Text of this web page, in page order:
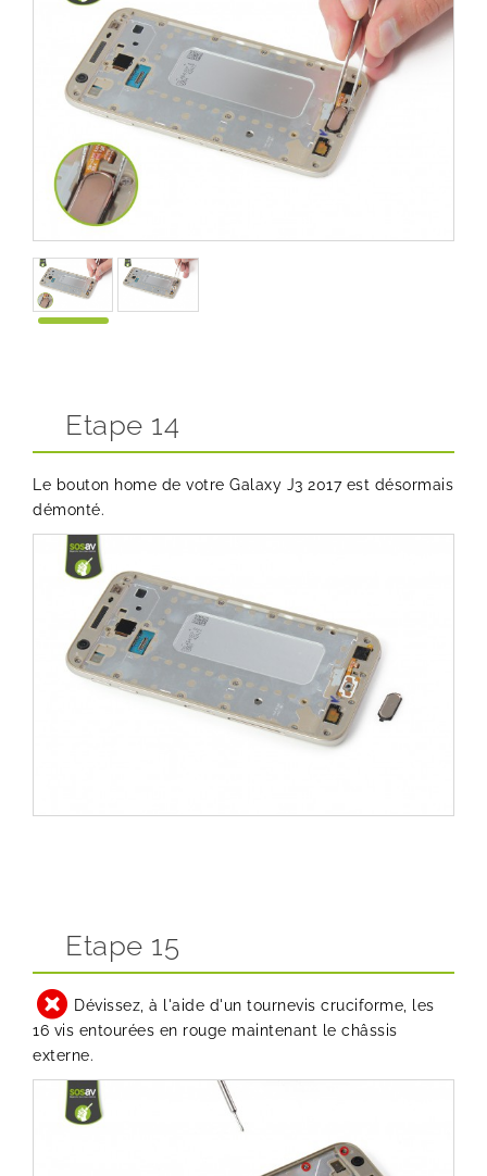
Etape 14
Le bouton home de votre Galaxy J3 2017 est désormais
démonté.
Etape 15
Dévissez, à l'aide d'un tournevis cruciforme, les
16 vis entourées en rouge maintenant le châssis
externe.